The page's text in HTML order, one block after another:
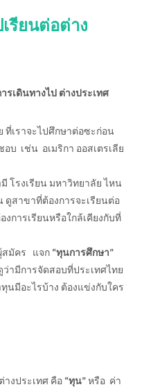
รียนต่อต่าง
รเดินทางไป ต่างประเทศ
ที่เราจะไปศึกษาต่อซะก่อน
บ เช่น อเมริกา ออสเตรเลีย
โรงเรียน มหาวิทยาลัย ไหน
ดูสาขาที่ต้องการจะเรียนต่อ
การเรียนหรือใกล้เคียงกับที่
สมัคร แจก “ทุนการศึกษา”
ามีการจัดสอบที่ประเทศไทย
มีอะไรบ้าง ต้องแข่งกับใคร
งประเทศ คือ “ทุน”หรือ ค่า